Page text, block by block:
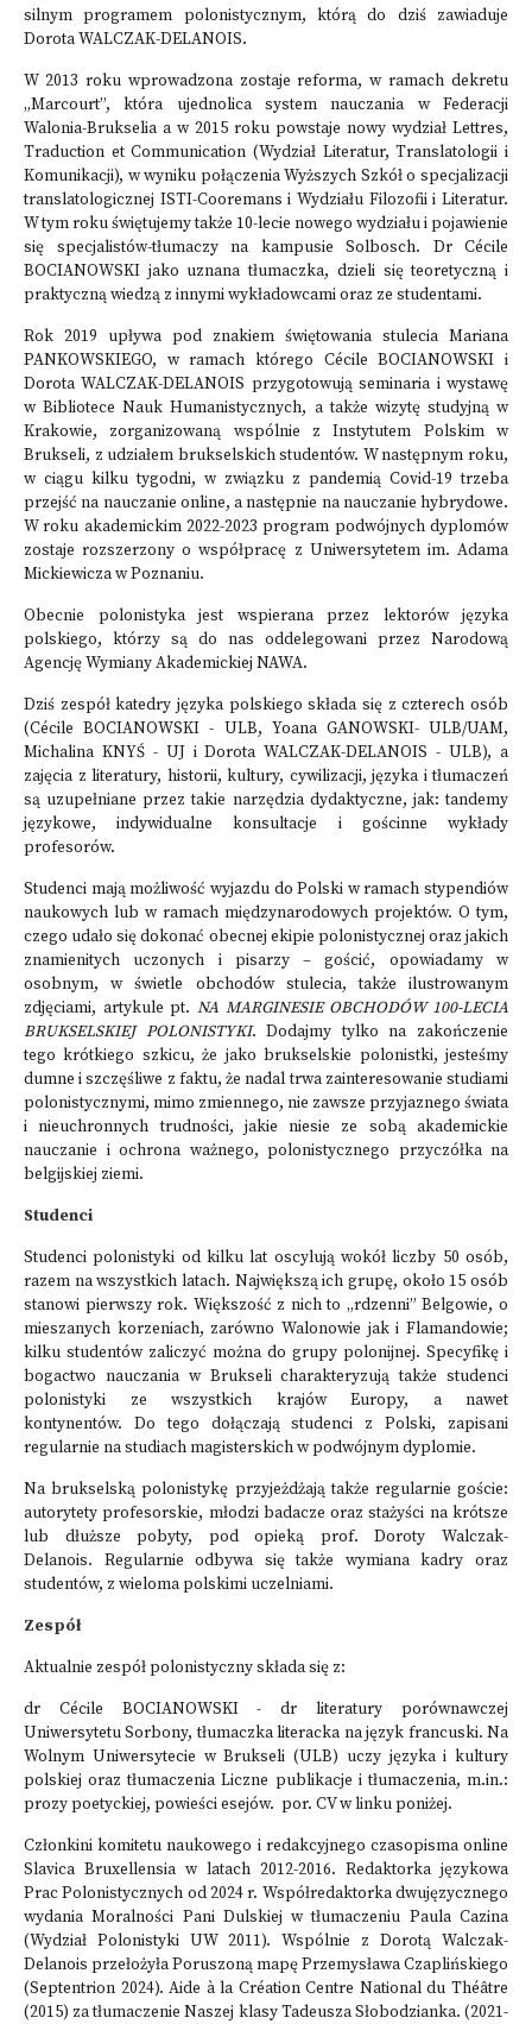
silnym programem polonistycznym, którą do dziś zawiaduje
Dorota WALCZAK-DELANOIS.
W 2013 roku wprowadzona zostaje reforma, w ramach dekretu
„Marcourt”, która ujednolica system nauczania w Federacji
Walonia-Brukselia a w 2015 roku powstaje nowy wydział Lettres,
Traduction et Communication (Wydział Literatur, Translatologii i
Komunikacji), w wyniku połączenia Wyższych Szkół o specjalizacji
translatologicznej ISTI-Cooremans i Wydziału Filozofii i Literatur.
W tym roku świętujemy także 10-lecie nowego wydziału i pojawienie
się specjalistów-tłumaczy na kampusie Solbosch. Dr Cécile
BOCIANOWSKI jako uznana tłumaczka, dzieli się teoretyczną i
praktyczną wiedzą z innymi wykładowcami oraz ze studentami.
Rok 2019 upływa pod znakiem świętowania stulecia Mariana
PANKOWSKIEGO, w ramach którego Cécile BOCIANOWSKI i
Dorota WALCZAK-DELANOIS przygotowują seminaria i wystawę
w Bibliotece Nauk Humanistycznych, a także wizytę studyjną w
Krakowie, zorganizowaną wspólnie z Instytutem Polskim w
Brukseli, z udziałem brukselskich studentów. W następnym roku,
w ciągu kilku tygodni, w związku z pandemią Covid-19 trzeba
przejść na nauczanie online, a następnie na nauczanie hybrydowe.
W roku akademickim 2022-2023 program podwójnych dyplomów
zostaje rozszerzony o współpracę z Uniwersytetem im. Adama
Mickiewicza w Poznaniu.
Obecnie polonistyka jest wspierana przez lektorów języka
polskiego, którzy są do nas oddelegowani przez Narodową
Agencję Wymiany Akademickiej NAWA.
Dziś zespół katedry języka polskiego składa się z czterech osób
(Cécile BOCIANOWSKI - ULB, Yoana GANOWSKI- ULB/UAM,
Michalina KNYŚ - UJ i Dorota WALCZAK-DELANOIS - ULB), a
zajęcia z literatury, historii, kultury, cywilizacji, języka i tłumaczeń
są uzupełniane przez takie narzędzia dydaktyczne, jak: tandemy
językowe, indywidualne konsultacje i gościnne wykłady
profesorów.
Studenci mają możliwość wyjazdu do Polski w ramach stypendiów
naukowych lub w ramach międzynarodowych projektów. O tym,
czego udało się dokonać obecnej ekipie polonistycznej oraz jakich
znamienitych uczonych i pisarzy – gościć, opowiadamy w
osobnym, w świetle obchodów stulecia, także ilustrowanym
zdjęciami, artykule pt. NA MARGINESIE OBCHODÓW 100-LECIA
BRUKSELSKIEJ POLONISTYKI. Dodajmy tylko na zakończenie
tego krótkiego szkicu, że jako brukselskie polonistki, jesteśmy
dumne i szczęśliwe z faktu, że nadal trwa zainteresowanie studiami
polonistycznymi, mimo zmiennego, nie zawsze przyjaznego świata
i nieuchronnych trudności, jakie niesie ze sobą akademickie
nauczanie i ochrona ważnego, polonistycznego przyczółka na
belgijskiej ziemi.
Studenci
Studenci polonistyki od kilku lat oscylują wokół liczby 50 osób,
razem na wszystkich latach. Największą ich grupę, około 15 osób
stanowi pierwszy rok. Większość z nich to „rdzenni” Belgowie, o
mieszanych korzeniach, zarówno Walonowie jak i Flamandowie;
kilku studentów zaliczyć można do grupy polonijnej. Specyfikę i
bogactwo nauczania w Brukseli charakteryzują także studenci
polonistyki ze wszystkich krajów Europy, a nawet
kontynentów. Do tego dołączają studenci z Polski, zapisani
regularnie na studiach magisterskich w podwójnym dyplomie.
Na brukselską polonistykę przyjeżdżają także regularnie goście:
autorytety profesorskie, młodzi badacze oraz stażyści na krótsze
lub dłuższe pobyty, pod opieką prof. Doroty Walczak-
Delanois. Regularnie odbywa się także wymiana kadry oraz
studentów, z wieloma polskimi uczelniami.
Zespół
Aktualnie zespół polonistyczny składa się z:
dr Cécile BOCIANOWSKI - dr literatury porównawczej
Uniwersytetu Sorbony, tłumaczka literacka na język francuski. Na
Wolnym Uniwersytecie w Brukseli (ULB) uczy języka i kultury
polskiej oraz tłumaczenia Liczne publikacje i tłumaczenia, m.in.:
prozy poetyckiej, powieści esejów. por. CV w linku poniżej.
Członkini komitetu naukowego i redakcyjnego czasopisma online
Slavica Bruxellensia w latach 2012-2016. Redaktorka językowa
Prac Polonistycznych od 2024 r. Współredaktorka dwujęzycznego
wydania Moralności Pani Dulskiej w tłumaczeniu Paula Cazina
(Wydział Polonistyki UW 2011). Wspólnie z Dorotą Walczak-
Delanois przełożyła Poruszoną mapę Przemysława Czaplińskiego
(Septentrion 2024). Aide à la Création Centre National du Théâtre
(2015) za tłumaczenie Naszej klasy Tadeusza Słobodzianka. (2021-